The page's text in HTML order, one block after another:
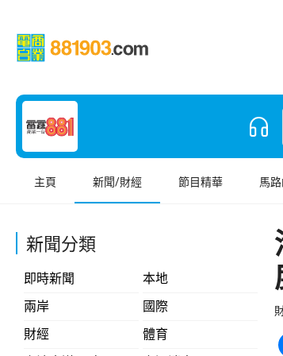
主頁 新聞/財經 節目精華 馬
新聞分類
即時新聞
本地
兩岸
國際
財經
體育